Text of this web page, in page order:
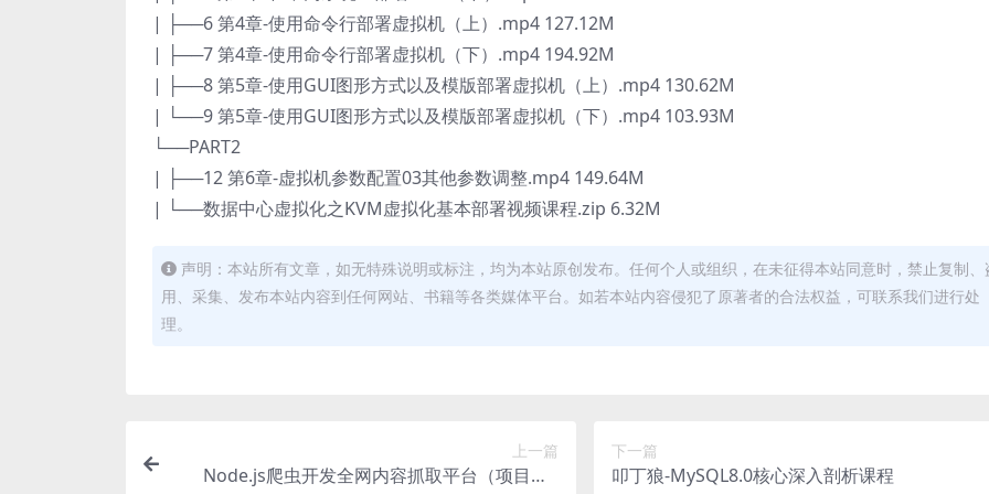
| ├──6 第4章-使用命令行部署虚拟机（上）.mp4 127.12M
| ├──7 第4章-使用命令行部署虚拟机（下）.mp4 194.92M
| ├──8 第5章-使用GUI图形方式以及模版部署虚拟机（上）.mp4 130.62M
| └──9 第5章-使用GUI图形方式以及模版部署虚拟机（下）.mp4 103.93M
└──PART2
| ├──12 第6章-虚拟机参数配置03其他参数调整.mp4 149.64M
| └──数据中心虚拟化之KVM虚拟化基本部署视频课程.zip 6.32M
声明：本站所有文章，如无特殊说明或标注，均为本站原创发布。任何个人或组织，在未征得本站同意时，禁止复制、
用、采集、发布本站内容到任何网站、书籍等各类媒体平台。如若本站内容侵犯了原著者的合法权益，可联系我们进行处
理。
上一篇
Node.js爬虫开发全网内容抓取平台（项目班4
下一篇
叩丁狼-MySQL8.0核心深入剖析课程